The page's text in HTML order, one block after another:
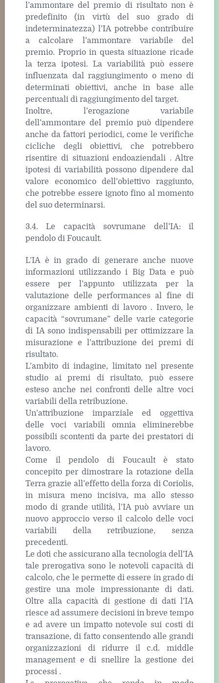
l’ammontare del premio di risultato non è
predefinito (in virtù del suo grado di
indeterminatezza) l’IA potrebbe contribuire
a calcolare l’ammontare variabile del
premio. Proprio in questa situazione ricade
la terza ipotesi. La variabilità può essere
influenzata dal raggiungimento o meno di
determinati obiettivi, anche in base alle
percentuali di raggiungimento del target.
Inoltre, l’erogazione variabile
dell’ammontare del premio può dipendere
anche da fattori periodici, come le verifiche
cicliche degli obiettivi, che potrebbero
risentire di situazioni endoaziendali . Altre
ipotesi di variabilità possono dipendere dal
valore economico dell’obiettivo raggiunto,
che potrebbe essere ignoto fino al momento
del suo determinarsi.
3.4. Le capacità sovrumane dell’IA: il
pendolo di Foucault.
L’IA è in grado di generare anche nuove
informazioni utilizzando i Big Data e può
essere per l’appunto utilizzata per la
valutazione delle performances al fine di
organizzare ambienti di lavoro . Invero, le
capacità “sovrumane” delle varie categorie
di IA sono indispensabili per ottimizzare la
misurazione e l’attribuzione dei premi di
risultato.
L’ambito di indagine, limitato nel presente
studio ai premi di risultato, può essere
esteso anche nei confronti delle altre voci
variabili della retribuzione.
Un’attribuzione imparziale ed oggettiva
delle voci variabili omnia eliminerebbe
possibili scontenti da parte dei prestatori di
lavoro.
Come il pendolo di Foucault è stato
concepito per dimostrare la rotazione della
Terra grazie all’effetto della forza di Coriolis,
in misura meno incisiva, ma allo stesso
modo di grande utilità, l’IA può avviare un
nuovo approccio verso il calcolo delle voci
variabili della retribuzione, senza
precedenti.
Le doti che assicurano alla tecnologia dell’IA
tale prerogativa sono le notevoli capacità di
calcolo, che le permette di essere in grado di
gestire una mole impressionante di dati.
Oltre alla capacità di gestione di dati l’IA
riesce ad assumere decisioni in breve tempo
e ad avere un impatto notevole sui costi di
transazione, di fatto consentendo alle grandi
organizzazioni di ridurre il c.d. middle
management e di snellire la gestione dei
processi .